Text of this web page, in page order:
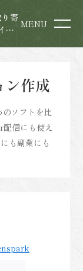
寄
ト
MENU
ン作成
ソフトを比
信にも使え
も副業にも